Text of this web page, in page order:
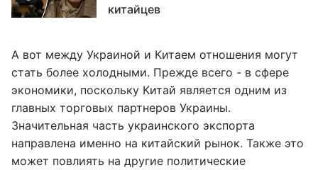
китайцев
А вот между Украиной и Китаем отношения могут
стать более холодными. Прежде всего - в сфере
экономики, поскольку Китай является одним из
главных торговых партнеров Украины.
Значительная часть украинского экспорта
направлена именно на китайский рынок. Также это
может повлиять на другие политические